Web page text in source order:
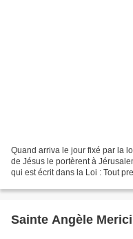
Quand arriva le jour fixé par la
de Jésus le portèrent à
qui est écrit dans la Loi : Tout
Sainte Angèle